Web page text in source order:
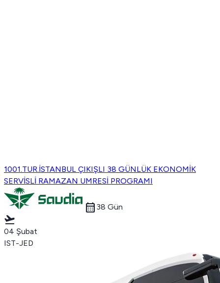
1001.TUR.İSTANBUL ÇIKIŞLI 38 GÜNLÜK EKONOMİK
SERVİSLİ RAMAZAN UMRESİ PROGRAMI
calendar_month 38 Gün
flight_takeoff
04 Şubat
IST-JED